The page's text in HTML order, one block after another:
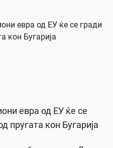
евра од ЕУ ќе се
пругата кон Бугарија